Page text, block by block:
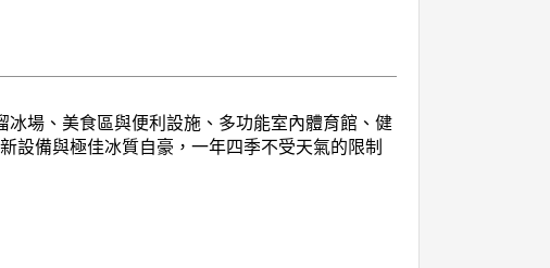
場、美食區與便利設施、多功能室內體育館、健
設備與極佳冰質自豪，一年四季不受天氣的限制